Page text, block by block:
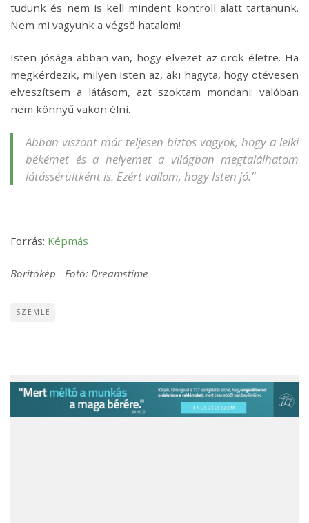
tudunk és nem is kell mindent kontroll alatt tartanunk.
Nem mi vagyunk a végső hatalom!
Isten jósága abban van, hogy elvezet az örök életre. Ha
megkérdezik, milyen Isten az, aki hagyta, hogy ötévesen
elveszítsem a látásom, azt szoktam mondani: valóban
nem könnyű vakon élni.
Abban viszont már teljesen biztos vagyok, hogy a lelki
békémet és a helyemet a világban megtalálhatom
látássérültként is. Ezért vallom, hogy Isten jó.”
Forrás: Képmás
Borítókép - Fotó: Dreamstime
SZEMLE